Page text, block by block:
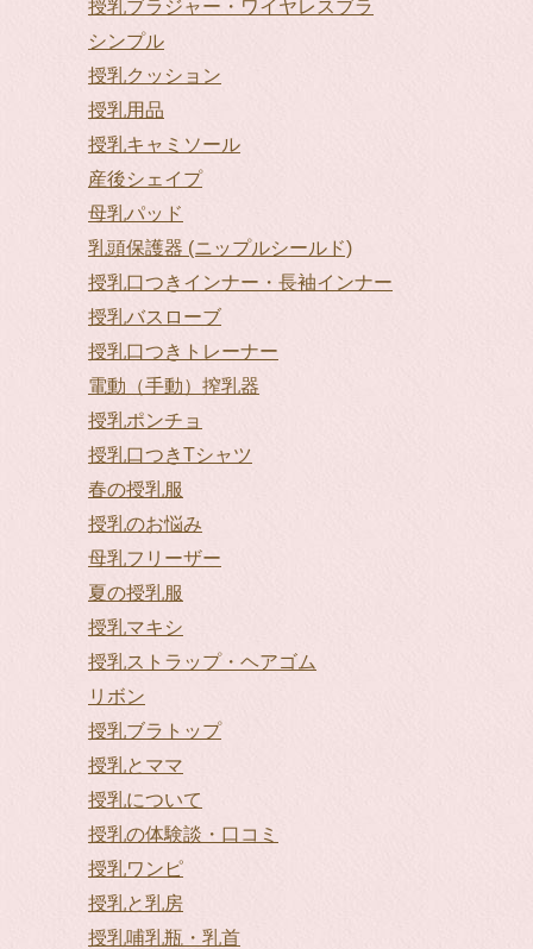
授乳ブラジャー・ワイヤレスブラ
シンプル
授乳クッション
授乳用品
授乳キャミソール
産後シェイプ
母乳パッド
乳頭保護器 (ニップルシールド)
授乳口つきインナー・長袖インナー
授乳バスローブ
授乳口つきトレーナー
電動（手動）搾乳器
授乳ポンチョ
授乳口つきTシャツ
春の授乳服
授乳のお悩み
母乳フリーザー
夏の授乳服
授乳マキシ
授乳ストラップ・ヘアゴム
リボン
授乳ブラトップ
授乳とママ
授乳について
授乳の体験談・口コミ
授乳ワンピ
授乳と乳房
授乳哺乳瓶・乳首